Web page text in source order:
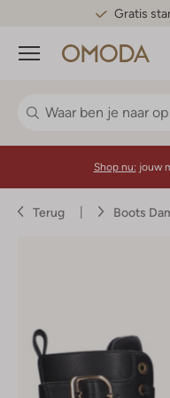
Gratis
Menu
Shop nu: jouw
Terug Boots